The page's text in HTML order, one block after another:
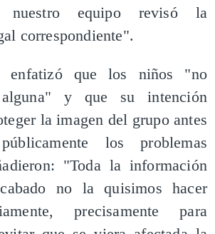
nuestro equipo revisó la
correspondiente".
enfatizó que los niños "no
y que su intención
la imagen del grupo antes
los problemas
"Toda la información
no la quisimos hacer
precisamente para